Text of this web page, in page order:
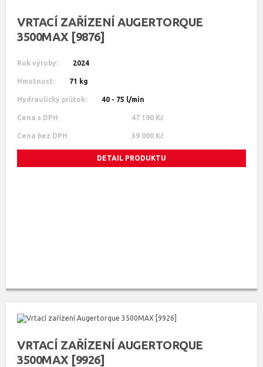
VRTACÍ ZAŘÍZENÍ AUGERTORQUE
3500MAX [9876]
Rok výroby: 2024
Hmotnost: 71 kg
Hydraulický průtok: 40 - 75 l/min
Cena s DPH 47 190 Kč
Cena bez DPH 39 000 Kč
DETAIL PRODUKTU
VRTACÍ ZAŘÍZENÍ AUGERTORQUE
3500MAX [9926]